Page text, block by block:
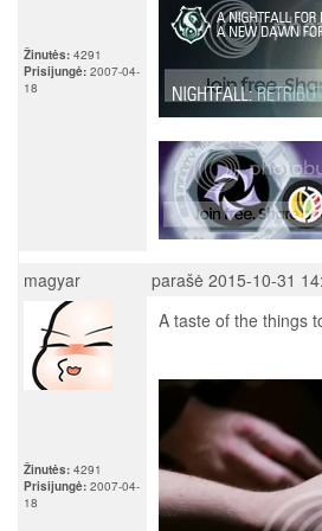
Žinutės: 4291
Prisijungė: 2007-04-
18
magyar parašė 2015-10-31
Žinutės: 4291
Prisijungė: 2007-04-
18
A taste of the things